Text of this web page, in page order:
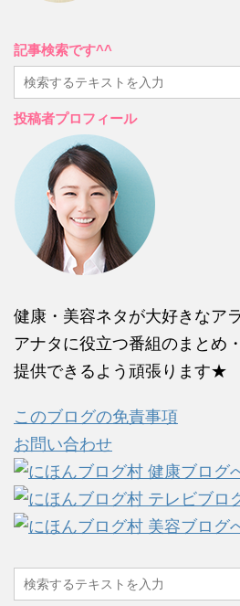
記事検索です^^
投稿者プロフィール
健康・美容ネタが大好きなア
アナタに役立つ番組のまとめ
提供できるよう頑張ります★
このブログの免責事項
お問い合わせ